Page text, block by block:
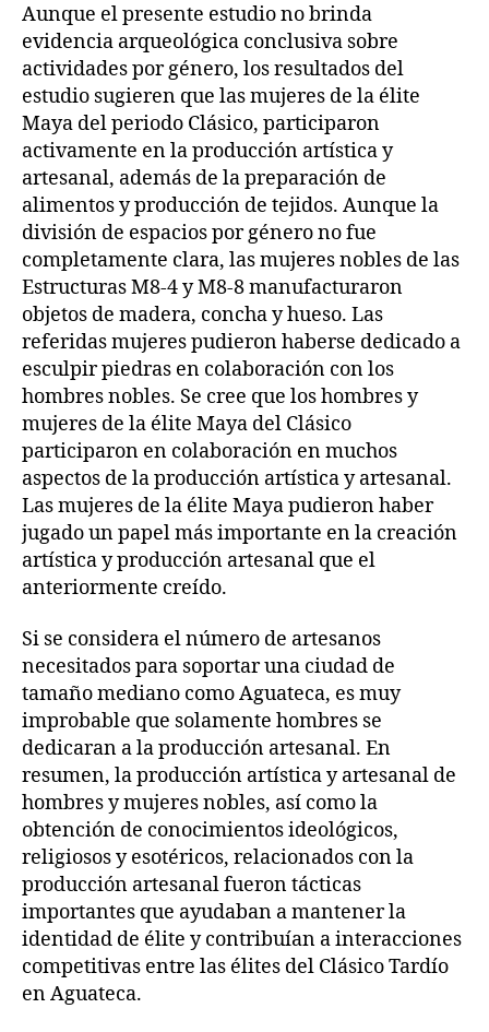
Aunque el presente estudio no brinda
evidencia arqueológica conclusiva sobre
actividades por género, los resultados del
estudio sugieren que las mujeres de la élite
Maya del periodo Clásico, participaron
activamente en la producción artística y
artesanal, además de la preparación de
alimentos y producción de tejidos. Aunque la
división de espacios por género no fue
completamente clara, las mujeres nobles de las
Estructuras M8-4 y M8-8 manufacturaron
objetos de madera, concha y hueso. Las
referidas mujeres pudieron haberse dedicado a
esculpir piedras en colaboración con los
hombres nobles. Se cree que los hombres y
mujeres de la élite Maya del Clásico
participaron en colaboración en muchos
aspectos de la producción artística y artesanal.
Las mujeres de la élite Maya pudieron haber
jugado un papel más importante en la creación
artística y producción artesanal que el
anteriormente creído.
Si se considera el número de artesanos
necesitados para soportar una ciudad de
tamaño mediano como Aguateca, es muy
improbable que solamente hombres se
dedicaran a la producción artesanal. En
resumen, la producción artística y artesanal de
hombres y mujeres nobles, así como la
obtención de conocimientos ideológicos,
religiosos y esotéricos, relacionados con la
producción artesanal fueron tácticas
importantes que ayudaban a mantener la
identidad de élite y contribuían a interacciones
competitivas entre las élites del Clásico Tardío
en Aguateca.